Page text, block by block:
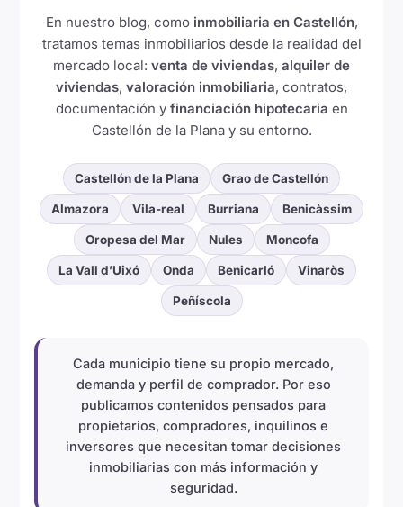
En nuestro blog, como inmobiliaria en Castellón,
tratamos temas inmobiliarios desde la realidad del
mercado local: venta de viviendas, alquiler de
viviendas, valoración inmobiliaria, contratos,
documentación y financiación hipotecaria en
Castellón de la Plana y su entorno.
Castellón de la Plana Grao de Castellón
Almazora Vila-real Burriana Benicàssim
Oropesa del Mar Nules Moncofa
La Vall d’Uixó Onda Benicarló Vinaròs
Peñíscola
Cada municipio tiene su propio mercado,
demanda y perfil de comprador. Por eso
publicamos contenidos pensados para
propietarios, compradores, inquilinos e
inversores que necesitan tomar decisiones
inmobiliarias con más información y
seguridad.